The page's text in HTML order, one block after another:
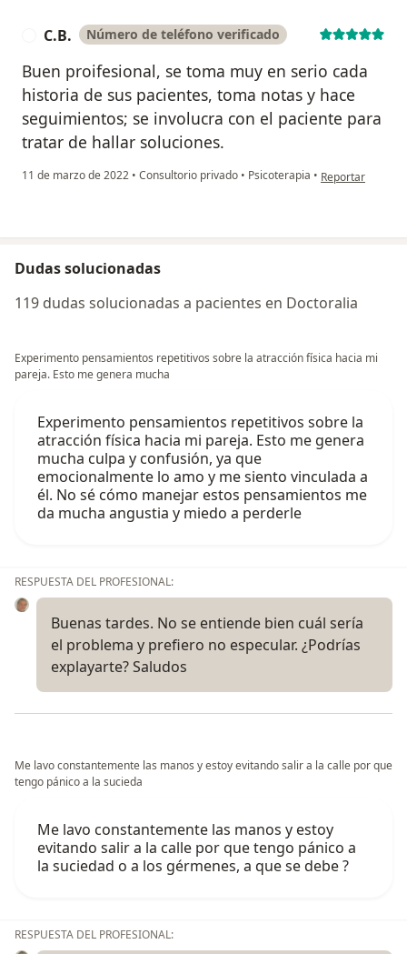
C.B. Número de teléfono verificado
Buen proifesional, se toma muy en serio cada
historia de sus pacientes, toma notas y hace
seguimientos; se involucra con el paciente para
tratar de hallar soluciones.
11 de marzo de 2022 • Consultorio privado • Psicoterapia • en opinión del
Reportar
Dudas solucionadas
119 dudas solucionadas a pacientes en Doctoralia
Experimento pensamientos repetitivos sobre la atracción física hacia mi
pareja. Esto me genera mucha
Experimento pensamientos repetitivos sobre la
atracción física hacia mi pareja. Esto me genera
mucha culpa y confusión, ya que
emocionalmente lo amo y me siento vinculada a
él. No sé cómo manejar estos pensamientos me
da mucha angustia y miedo a perderle
RESPUESTA DEL PROFESIONAL:
Buenas tardes. No se entiende bien cuál sería
el problema y prefiero no especular. ¿Podrías
explayarte? Saludos
Me lavo constantemente las manos y estoy evitando salir a la calle por que
tengo pánico a la sucieda
Me lavo constantemente las manos y estoy
evitando salir a la calle por que tengo pánico a
la suciedad o a los gérmenes, a que se debe ?
RESPUESTA DEL PROFESIONAL: